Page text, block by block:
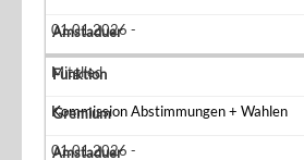
01.01.2026 -
Mitglied
Kommission Abstimmungen + Wahlen
01.01.2026 -